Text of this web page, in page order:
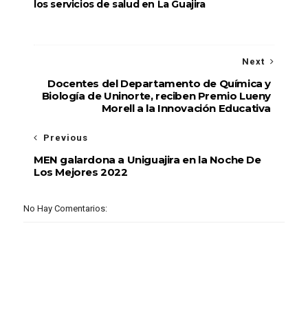
los servicios de salud en La Guajira
Next
Docentes del Departamento de Química y
Biología de Uninorte, reciben Premio Lueny
Morell a la Innovación Educativa
Previous
MEN galardona a Uniguajira en la Noche De
Los Mejores 2022
No Hay Comentarios: